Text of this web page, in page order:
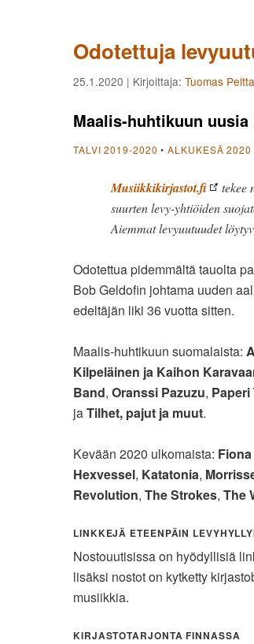
Odotettuja
25.1.2020 | Kirjoittaja: Tuomas
Maalis-huhtikuun
TALVI 2019-2020 •ALKUKESÄ 2020
Musiikkikirjastot.fi
tekee
suurten levy-yhtiöiden
Aiemmat levyuutuudet
Odotettua pidemmältä tauolta
Bob Geldofin johtama uuden
edeltäjän liki 36 vuotta sitten.
Maalis-huhtikuun suomalaista:
Kilpeläinen ja Kaihon
Band, Oranssi Pazuzu,
jaTilhet, pajut ja muut.
Kevään 2020 ulkomaista:
Hexvessel, Katatonia,
Revolution, The Strokes, The
LINKKEJÄ ETEENPÄIN
Nostouutisissa on hyödyllisiä
lisäksi nostot on kytketty
musiikkia.
KIRJASTOTARJONTA FINNASSA